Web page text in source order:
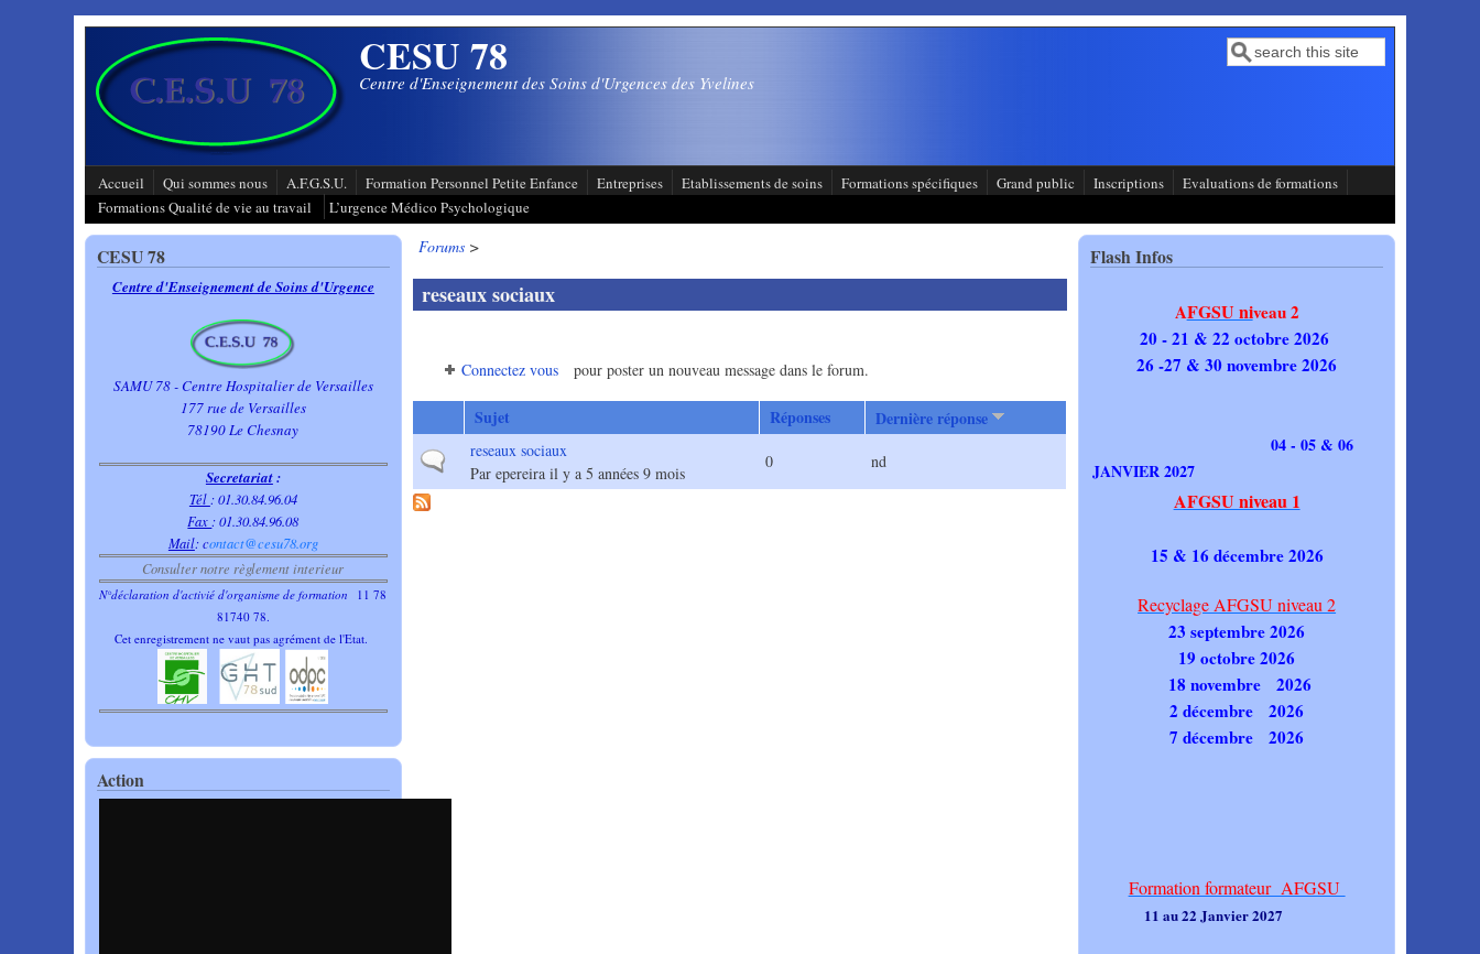
Aller au contenu principal
CESU 78
Centre d'Enseignement des Soins d'Urgences des Yvelines
Formulaire de recherche
Recherche
Accueil Qui sommes nous A.F.G.S.U. Formation Personnel Petite Enfance Entreprises Etablissements de soins Formations spécifiques Grand public Inscriptions
Evaluations de formations
Formations Qualité de vie au travail
L’urgence Médico Psychologique
Forums>
reseaux sociaux
Connectez vous pour poster un nouveau message dans le forum.
Sujet Réponses Dernière réponse
Sujet normalreseaux sociaux
Par epereirail y a 5 années 9 mois
0 nd
CESU 78
Centre d'Enseignement de Soins d'Urgence
SAMU 78 - Centre Hospitalier de Versailles
177 rue de Versailles
78190 Le Chesnay
Secretariat:
Tél : 01.30.84.96.04
Fax : 01.30.84.96.08
Mail:contact@cesu78.org
Consulter notre règlement interieur
N°déclaration d'activié d'organisme de formation
11 78
81740 78.
Cet enregistrement ne vaut pas agrément de l'Etat.
Action
Flash Infos
AFGSU niveau 2
20 - 21 & 22 octobre 2026
26 -27 & 30 novembre 2026
04 - 05 & 06
JANVIER 2027
AFGSU niveau 1
15 & 16 décembre 2026
Recyclage AFGSU niveau 2
23 septembre 2026
19 octobre 2026
18 novembre 2026
2 décembre 2026
7 décembre 2026
Formation formateur AFGSU
11 au 22 Janvier 2027